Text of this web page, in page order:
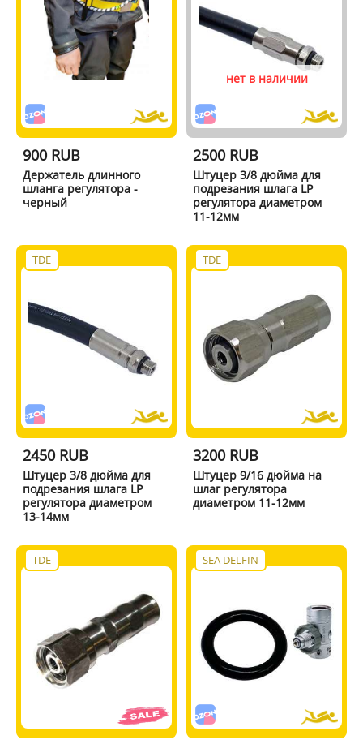
900 RUB
Держатель длинного
шланга регулятора -
черный
нет в наличии
2500 RUB
Штуцер 3/8 дюйма для
подрезания шлага LP
регулятора диаметром
11-12мм
TDE
2450 RUB
Штуцер 3/8 дюйма для
подрезания шлага LP
регулятора диаметром
13-14мм
TDE
3200 RUB
Штуцер 9/16 дюйма на
шлаг регулятора
диаметром 11-12мм
TDE SEA DELFIN